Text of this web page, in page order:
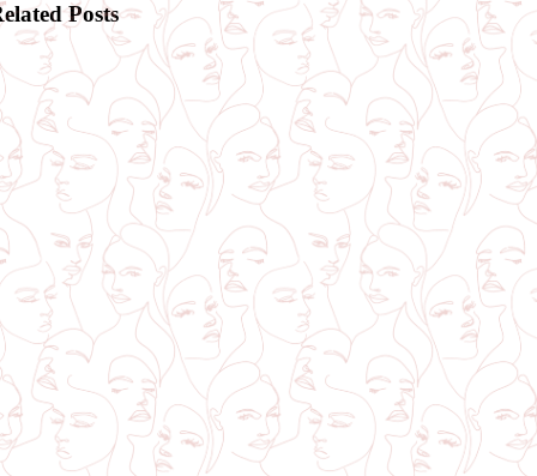
Posts